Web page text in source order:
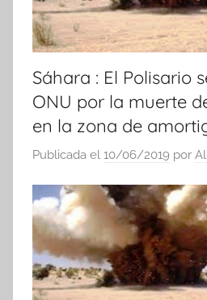
Sáhara : El Polisario
ONU por la muerte
en la zona de
Publicada el 10/06/2019 por